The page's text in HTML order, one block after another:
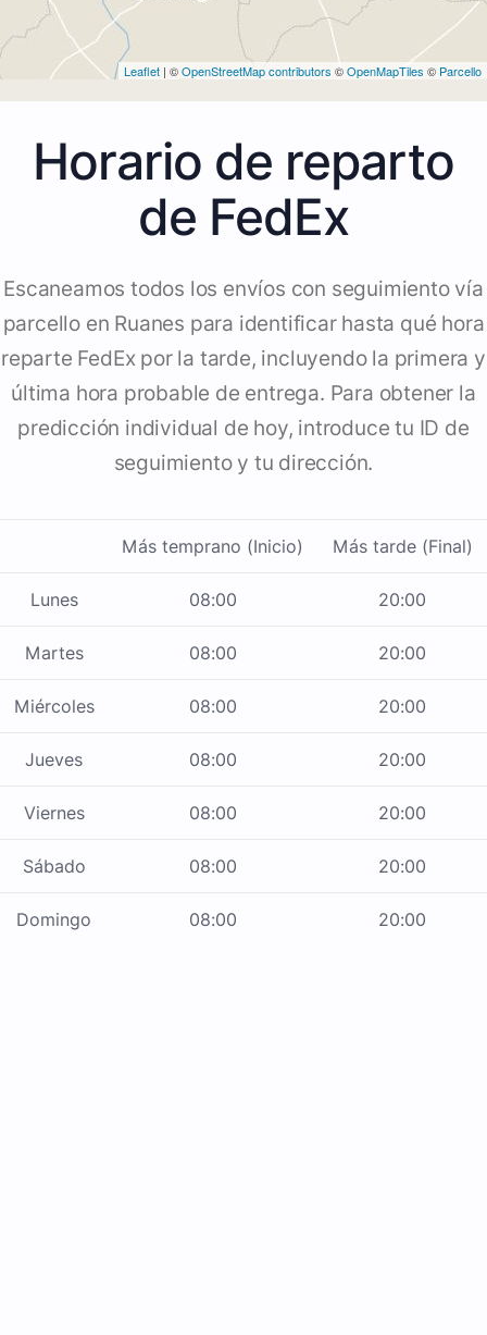
Leaflet | ©OpenStreetMap contributors ©OpenMapTiles © Parcello
Horario de reparto
de FedEx
Escaneamos todos los envíos con seguimiento vía
parcello en Ruanes para identificar hasta qué hora
reparte FedEx por la tarde, incluyendo la primera y
última hora probable de entrega. Para obtener la
predicción individual de hoy, introduce tu ID de
seguimiento y tu dirección.
Más temprano (Inicio) Más tarde (Final)
Lunes 08:00 20:00
Martes 08:00 20:00
Miércoles 08:00 20:00
Jueves 08:00 20:00
Viernes 08:00 20:00
Sábado 08:00 20:00
Domingo 08:00 20:00